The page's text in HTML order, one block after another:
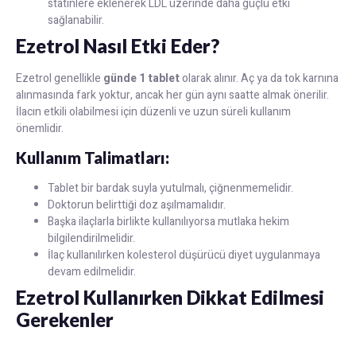
statinlere eklenerek LDL üzerinde daha güçlü etki
sağlanabilir.
Ezetrol Nasıl Etki Eder?
Ezetrol genellikle günde 1 tabletolarak alınır. Aç ya da tok karnına
alınmasında fark yoktur, ancak her gün aynı saatte almak önerilir.
İlacın etkili olabilmesi için düzenli ve uzun süreli kullanım
önemlidir.
Kullanım Talimatları:
Tablet bir bardak suyla yutulmalı, çiğnenmemelidir.
Doktorun belirttiği doz aşılmamalıdır.
Başka ilaçlarla birlikte kullanılıyorsa mutlaka hekim
bilgilendirilmelidir.
İlaç kullanılırken kolesterol düşürücü diyet uygulanmaya
devam edilmelidir.
Ezetrol Kullanırken Dikkat Edilmesi
Gerekenler